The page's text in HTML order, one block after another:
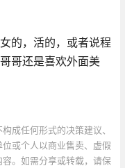
的，活的，或者说程
哥还是喜欢外面美
成任何形式的决策建议、
或个人以商业售卖、虚假
。如需分享或转载，请保